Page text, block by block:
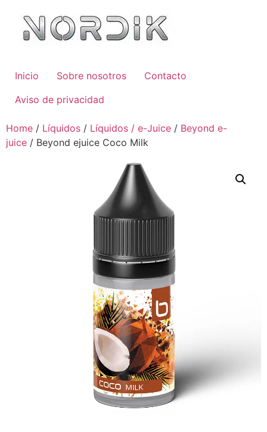
Inicio Sobre nosotros
Contacto
Aviso de privacidad
Home / Líquidos / Líquidos / e-Juice / Beyond e-
juice / Beyond ejuice Coco Milk